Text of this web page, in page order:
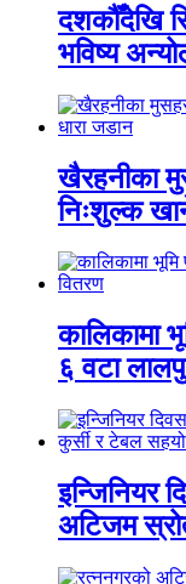
दशकौँदेखि
भविष्य
खैरहनीका
निःशुल्क
कालिकामा
६ वटा
इन्जिनियर
अटिजम